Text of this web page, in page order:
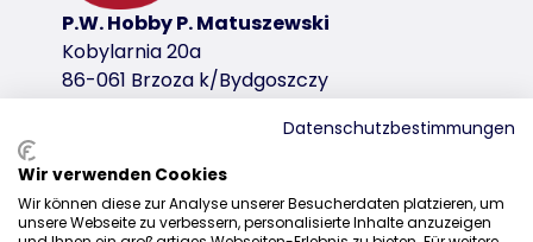
Przycinanie i Kształtowanie
wariant produktu
wariant produktu: unikalny numer
Rodzaj sierści
1/2/3/4/5
Wymiary
16 cm
P.W. Hobby P. Matuszewski
Kobylarnia 20a
86-061 Brzoza k/Bydgoszczy
Dystrybucja
+48 52 381 07 31
Datenschutzbestimmungen
Wir verwenden Cookies
Wir können diese zur Analyse unserer Besucherdaten platzieren, um
unsere Webseite zu verbessern, personalisierte Inhalte anzuzeigen